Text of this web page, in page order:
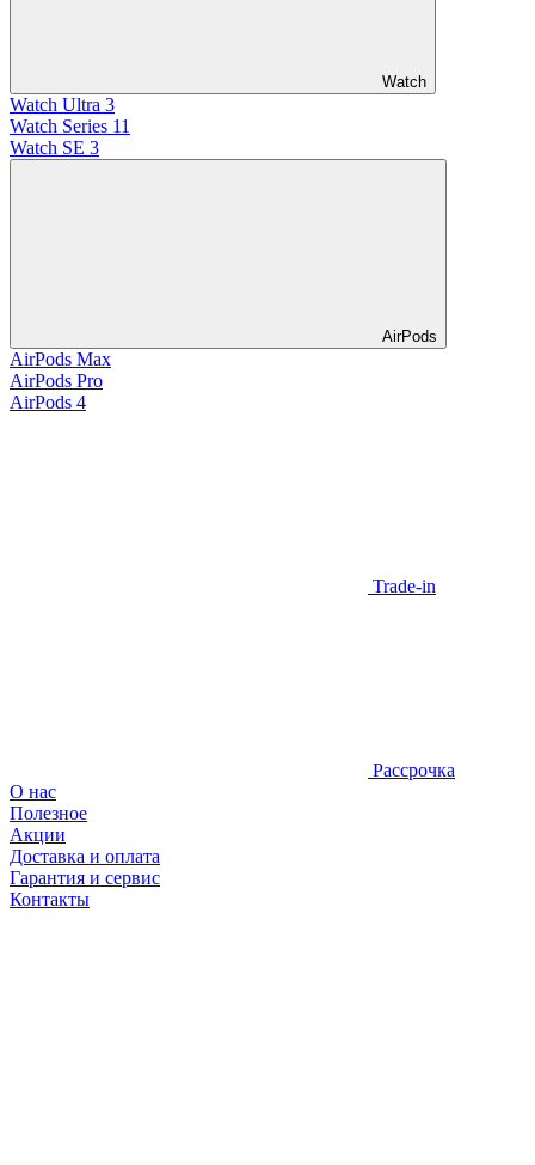
Watch
Watch Ultra 3
Watch Series 11
Watch SE 3
AirPods
AirPods Max
AirPods Pro
AirPods 4
Trade-in
Рассрочка
О нас
Полезное
Акции
Доставка и оплата
Гарантия и сервис
Контакты